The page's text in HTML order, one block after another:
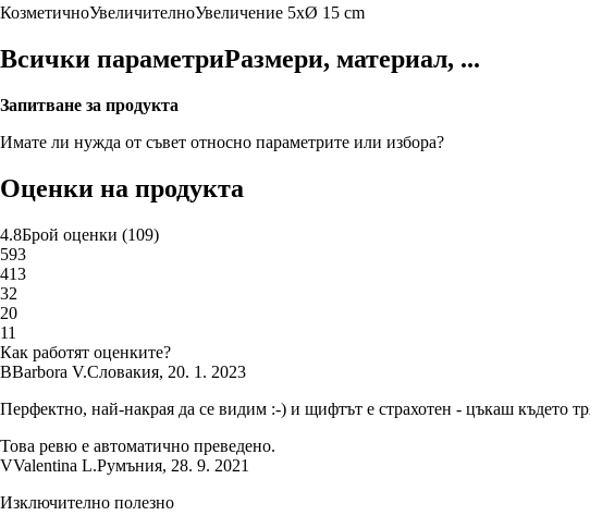
КозметичноУвеличителноУвеличение 5xØ 15 cm
Всички параметриРазмери, материал, ...
Запитване за продукта
Имате ли нужда от съвет относно параметрите или избора?
Оценки на продукта
4.8Брой оценки (109)
593
413
32
20
11
Как работят оценките?
BBarbora V.Словакия, 20. 1. 2023
Перфектно, най-накрая да се видим :-) и щифтът е страхотен - цъкаш където
Това ревю е автоматично преведено.
VValentina L.Румъния, 28. 9. 2021
Изключително полезно